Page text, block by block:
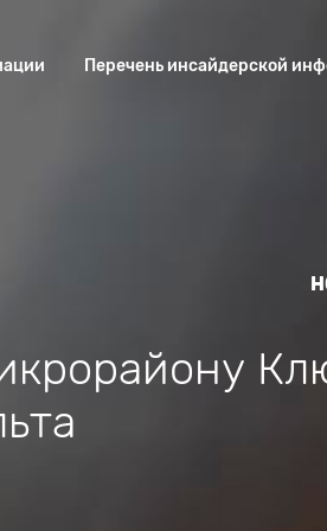
Перечень инсайдерской